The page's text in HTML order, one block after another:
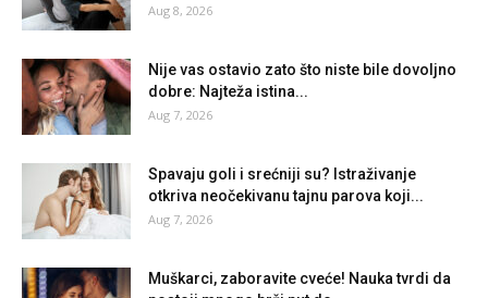
Aug 8, 2026
Nije vas ostavio zato što niste bile dovoljno
dobre: Najteža istina...
Aug 7, 2026
Spavaju goli i srećniji su? Istraživanje
otkriva neočekivanu tajnu parova koji...
Aug 7, 2026
Muškarci, zaboravite cveće! Nauka tvrdi da